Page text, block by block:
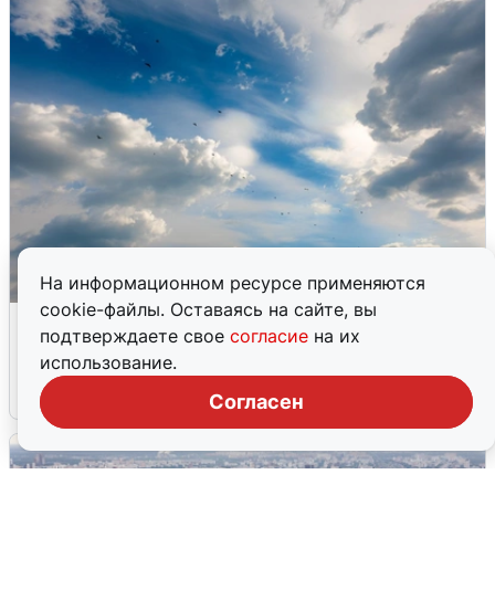
На информационном ресурсе применяются
cookie-файлы. Оставаясь на сайте, вы
подтверждаете свое согласие на их
использование.
Согласен
МЧС ответило на сообщения о
грохоте в Москве
7 августа